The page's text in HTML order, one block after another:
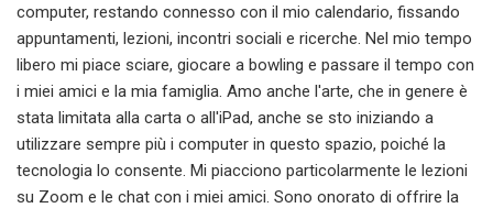
computer, restando connesso con il mio calendario, fissando
appuntamenti, lezioni, incontri sociali e ricerche. Nel mio tempo
libero mi piace sciare, giocare a bowling e passare il tempo con
i miei amici e la mia famiglia. Amo anche l'arte, che in genere è
stata limitata alla carta o all'iPad, anche se sto iniziando a
utilizzare sempre più i computer in questo spazio, poiché la
tecnologia lo consente. Mi piacciono particolarmente le lezioni
su Zoom e le chat con i miei amici. Sono onorato di offrire la